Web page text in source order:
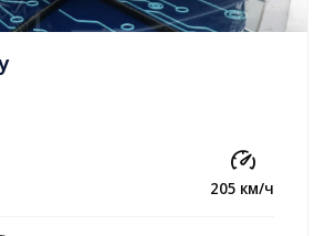
205 км/ч